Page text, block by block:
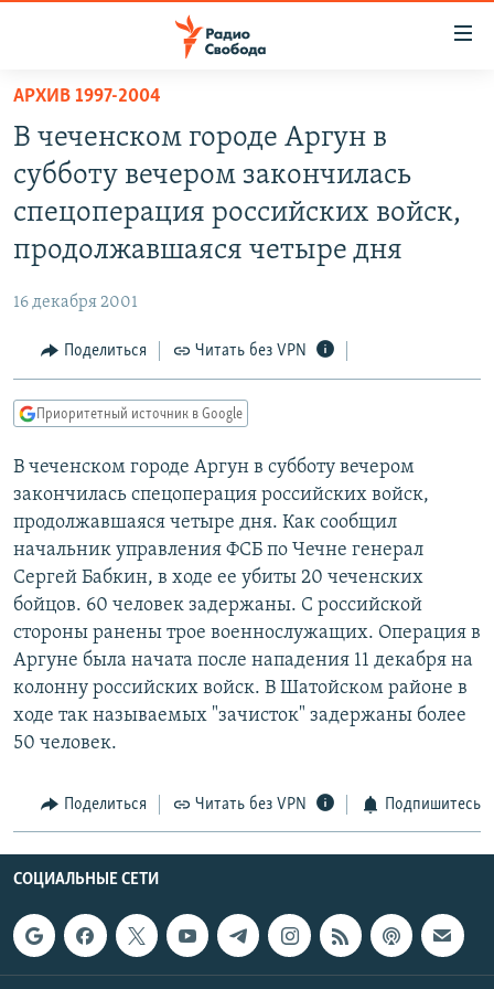
упрощенного
доступа
Вернуться
основному
содержанию
Вернутся
навигации
Вернутся
ПОДКАСТЫ
АВТОРСКИЕ ПРОЕКТЫ
КУЛЬТУРА
IDEL.РЕАЛИИ
КАВКАЗ.РЕАЛИИ
СИБИРЬ.РЕАЛИИ
РАСПИСАНИЕ ВЕЩАНИЯ
ПОДПИШИТЕСЬ НА РАССЫЛКУ
СОЦИАЛЬНЫЕ СЕТИ
АРХИВ 1997-2004
В чеченском городе Аргун в
субботу вечером закончилась
спецоперация российских войск,
продолжавшаяся четыре дня
16 декабря 2001
Поделиться Читать без VPN
Приоритетный источник в Google
В чеченском городе Аргун в субботу вечером
закончилась спецоперация российских войск,
продолжавшаяся четыре дня. Как сообщил
начальник управления ФСБ по Чечне генерал
Сергей Бабкин, в ходе ее убиты 20 чеченских
бойцов. 60 человек задержаны. С российской
стороны ранены трое военнослужащих. Операция в
Аргуне была начата после нападения 11 декабря на
колонну российских войск. В Шатойском районе в
ходе так называемых "зачисток" задержаны более
50 человек.
Поделиться Читать без VPN Подпишитесь
СОЦИАЛЬНЫЕ СЕТИ